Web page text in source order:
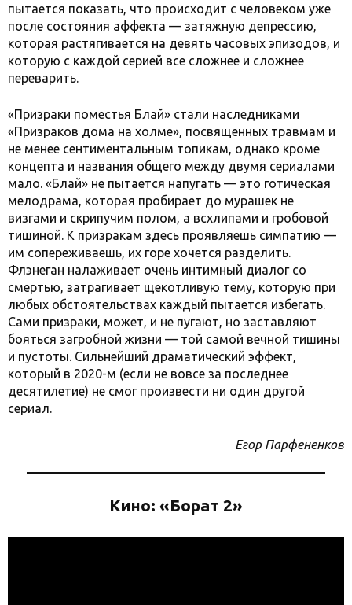
пытается показать, что происходит с человеком уже
после состояния аффекта — затяжную депрессию,
которая растягивается на девять часовых эпизодов, и
которую с каждой серией все сложнее и сложнее
переварить.
«Призраки поместья Блай» стали наследниками
«Призраков дома на холме», посвященных травмам и
не менее сентиментальным топикам, однако кроме
концепта и названия общего между двумя сериалами
мало. «Блай» не пытается напугать — это готическая
мелодрама, которая пробирает до мурашек не
визгами и скрипучим полом, а всхлипами и гробовой
тишиной. К призракам здесь проявляешь симпатию —
им сопереживаешь, их горе хочется разделить.
Флэнеган налаживает очень интимный диалог со
смертью, затрагивает щекотливую тему, которую при
любых обстоятельствах каждый пытается избегать.
Сами призраки, может, и не пугают, но заставляют
бояться загробной жизни — той самой вечной тишины
и пустоты. Сильнейший драматический эффект,
который в 2020-м (если не вовсе за последнее
десятилетие) не смог произвести ни один другой
сериал.
Егор Парфененков
Кино: «Борат 2»